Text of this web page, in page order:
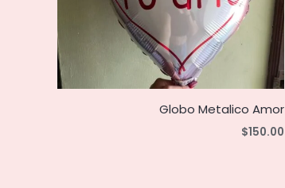
Globo Metalico Amor
$150.00